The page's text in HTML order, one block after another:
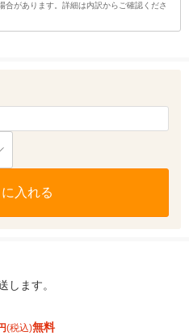
があります。詳細は内訳からご確認くださ
入れる
します。
(税込)無料